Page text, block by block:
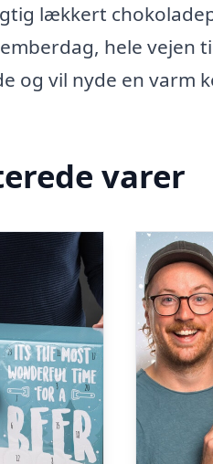
lækkert
hele vejen
og vil nyde en varm
varer